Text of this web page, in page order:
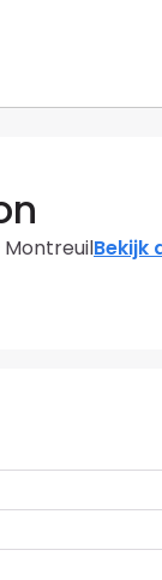
MontreuilBekijk